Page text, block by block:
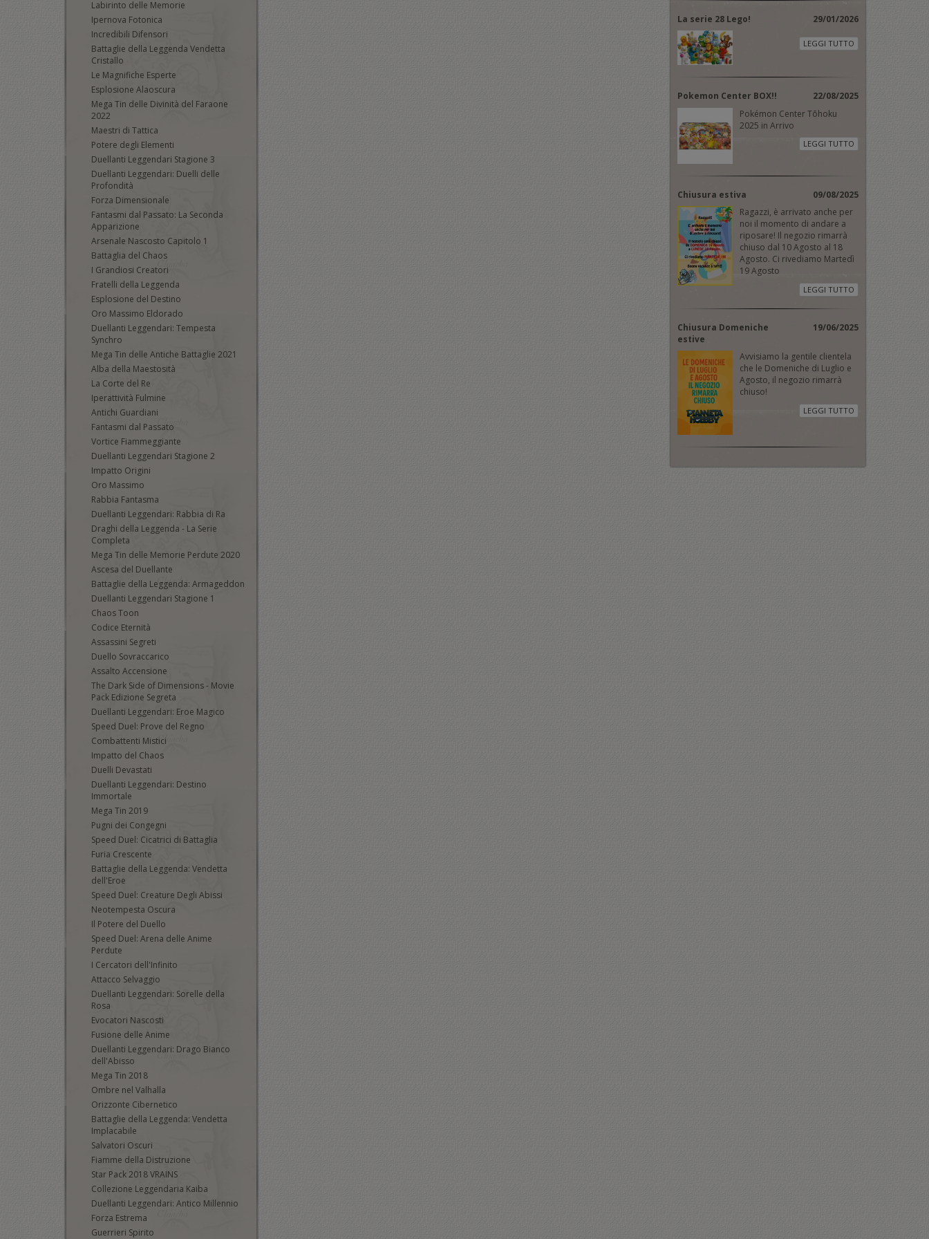
Labirinto delle Memorie
Ipernova Fotonica
Incredibili Difensori
Battaglie della Leggenda Vendetta
Cristallo
Le Magnifiche Esperte
Esplosione Alaoscura
Mega Tin delle Divinità del Faraone
2022
Maestri di Tattica
Potere degli Elementi
Duellanti Leggendari Stagione 3
Duellanti Leggendari: Duelli delle
Profondità
Forza Dimensionale
Fantasmi dal Passato: La Seconda
Apparizione
Arsenale Nascosto Capitolo 1
Battaglia del Chaos
I Grandiosi Creatori
Fratelli della Leggenda
Esplosione del Destino
Oro Massimo Eldorado
Duellanti Leggendari: Tempesta
Synchro
Mega Tin delle Antiche Battaglie 2021
Alba della Maestosità
La Corte del Re
Iperattività Fulmine
Antichi Guardiani
Fantasmi dal Passato
Vortice Fiammeggiante
Duellanti Leggendari Stagione 2
Impatto Origini
Oro Massimo
Rabbia Fantasma
Duellanti Leggendari: Rabbia di Ra
Draghi della Leggenda - La Serie
Completa
Mega Tin delle Memorie Perdute 2020
Ascesa del Duellante
Battaglie della Leggenda: Armageddon
Duellanti Leggendari Stagione 1
Chaos Toon
Codice Eternità
Assassini Segreti
Duello Sovraccarico
Assalto Accensione
The Dark Side of Dimensions - Movie
Pack Edizione Segreta
Duellanti Leggendari: Eroe Magico
Speed Duel: Prove del Regno
Combattenti Mistici
Impatto del Chaos
Duelli Devastati
Duellanti Leggendari: Destino
Immortale
Mega Tin 2019
Pugni dei Congegni
Speed Duel: Cicatrici di Battaglia
Furia Crescente
Battaglie della Leggenda: Vendetta
dell'Eroe
Speed Duel: Creature Degli Abissi
Neotempesta Oscura
Il Potere del Duello
Speed Duel: Arena delle Anime
Perdute
I Cercatori dell'Infinito
Attacco Selvaggio
Duellanti Leggendari: Sorelle della
Rosa
Evocatori Nascosti
Fusione delle Anime
Duellanti Leggendari: Drago Bianco
dell'Abisso
Mega Tin 2018
Ombre nel Valhalla
Orizzonte Cibernetico
Battaglie della Leggenda: Vendetta
Implacabile
Salvatori Oscuri
Fiamme della Distruzione
Star Pack 2018 VRAINS
Collezione Leggendaria Kaiba
Duellanti Leggendari: Antico Millennio
Forza Estrema
Guerrieri Spirito
La serie 28 Lego! 29/01/2026
LEGGI TUTTO
Pokemon Center BOX!!
22/08/2025
Pokémon Center Tōhoku
2025 in Arrivo
LEGGI TUTTO
Chiusura estiva
09/08/2025
Ragazzi, è arrivato anche per
noi il momento di andare a
riposare! Il negozio rimarrà
chiuso dal 10 Agosto al 18
Agosto. Ci rivediamo Martedì
19 Agosto
LEGGI TUTTO
Chiusura Domeniche
estive
19/06/2025
Avvisiamo la gentile clientela
che le Domeniche di Luglio e
Agosto, il negozio rimarrà
chiuso!
LEGGI TUTTO